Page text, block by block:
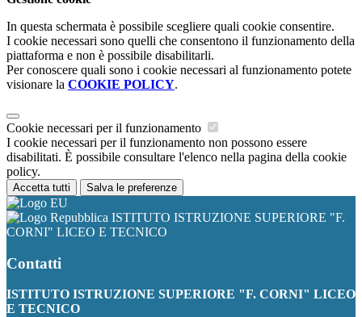
In questa schermata è possibile scegliere quali cookie consentire.
I cookie necessari sono quelli che consentono il funzionamento della
piattaforma e non è possibile disabilitarli.
Per conoscere quali sono i cookie necessari al funzionamento potete
visionare la COOKIE POLICY.
Cookie necessari per il funzionamento
I cookie necessari per il funzionamento non possono essere
disabilitati. È possibile consultare l'elenco nella pagina della cookie
policy.
Accetta tutti Salva le preferenze
ISTITUTO ISTRUZIONE SUPERIORE "F.
CORNI" LICEO E TECNICO
Contatti
ISTITUTO ISTRUZIONE SUPERIORE "F. CORNI" LICEO
E TECNICO